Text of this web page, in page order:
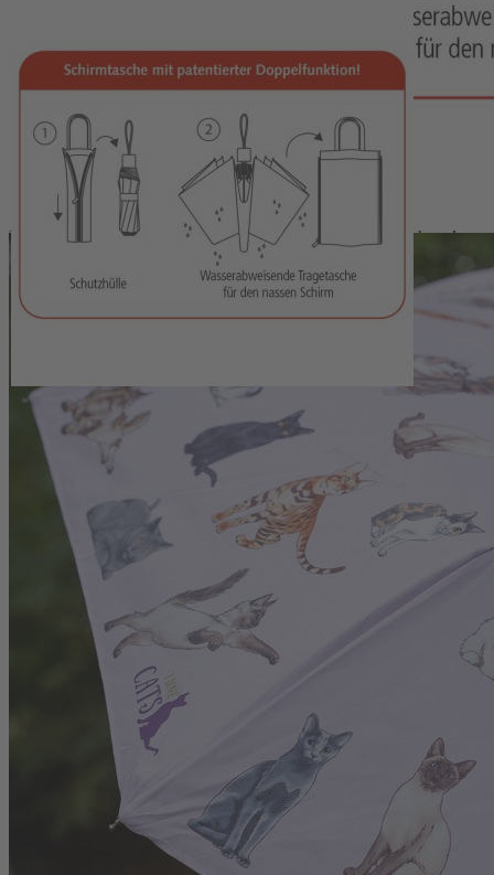
Vielseitige Schirmtasche mit zusätzlichem
Nutzen
Die wasserabweisende Schirmtasche nimmt den Schirm nach der
Nutzung auf und verhindert, dass Feuchtigkeit in Hand- oder
Einkaufstasche gelangt. Durch die Tragehenkel lässt sie sich zudem
als kleine Tragetasche oder als kompakte Einkaufstasche
verwenden. Das umlaufende Motiv mit verschiedenen Katzen
verleiht Schirm und Tasche eine einheitliche Gestaltung. Das
passende Katzenmotiv findet sich auch auf der dazugehörigen
Durchmesser aufgeklappt: ca. 98 cm
Material: robustes, winddichtes Polyester
Wasserabweisende Tasche, auch als Tragetasche oder kleine
Einkaufstasche nutzbar
Ergonomischer Griff für komfortables Tragen
Das schöne Katzenmotiv finden Sie auch auf dieser
Isolierflasche
. Der Taschenschirmund die Isolierflaschegibt
es auch mit Hundemotiv.
Fotos: DMM / L. Andresen (Fotos 1-3), PR Coppenrath (Fotos 4-5)
Produkthersteller:
Coppenrath Verlag GmbH & Co.KG
48155 Münster
info@coppenrath.de
Das könnte Ihnen auch gefallen